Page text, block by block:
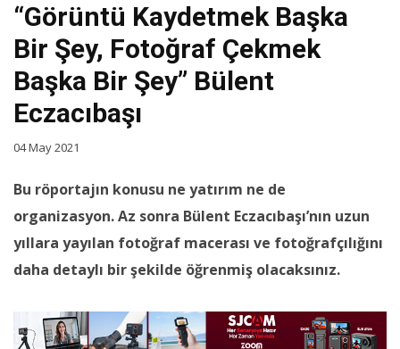
“Görüntü Kaydetmek Başka
Bir Şey, Fotoğraf Çekmek
Başka Bir Şey” Bülent
Eczacıbaşı
04 May 2021
Bu röportajın konusu ne yatırım ne de
organizasyon. Az sonra Bülent Eczacıbaşı’nın uzun
yıllara yayılan fotoğraf macerası ve fotoğrafçılığını
daha detaylı bir şekilde öğrenmiş olacaksınız.